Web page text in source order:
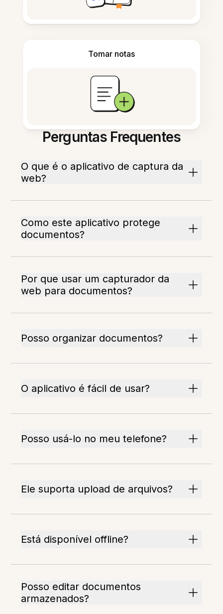
Tomar notas
Perguntas Frequentes
O que é o aplicativo de captura da
web?
Como este aplicativo protege
documentos?
Por que usar um capturador da
web para documentos?
Posso organizar documentos?
O aplicativo é fácil de usar?
Posso usá-lo no meu telefone?
Ele suporta upload de arquivos?
Está disponível offline?
Posso editar documentos
armazenados?